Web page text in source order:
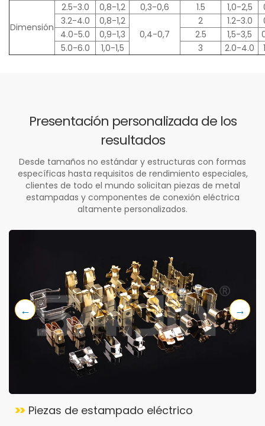
Dimensión
2.5-3.0 0,8-1,2 0,3-0,6 1.5 1,0-2,5
3.2-4.0
0,8-1,2
0,4-0,7
2 1.2-3.0
4.0-5.0
0,9-1,3 2.5 1,5-3,5
5.0-6.0
1,0-1,5 3 2.0-4.0
Presentación personalizada de los
resultados
Desde tamaños no estándar y estructuras con formas
específicas hasta requisitos de rendimiento especiales,
clientes de todo el mundo solicitan piezas de metal
estampadas y componentes de conexión eléctrica
altamente personalizados.
→
←
Piezas de estampado eléctrico